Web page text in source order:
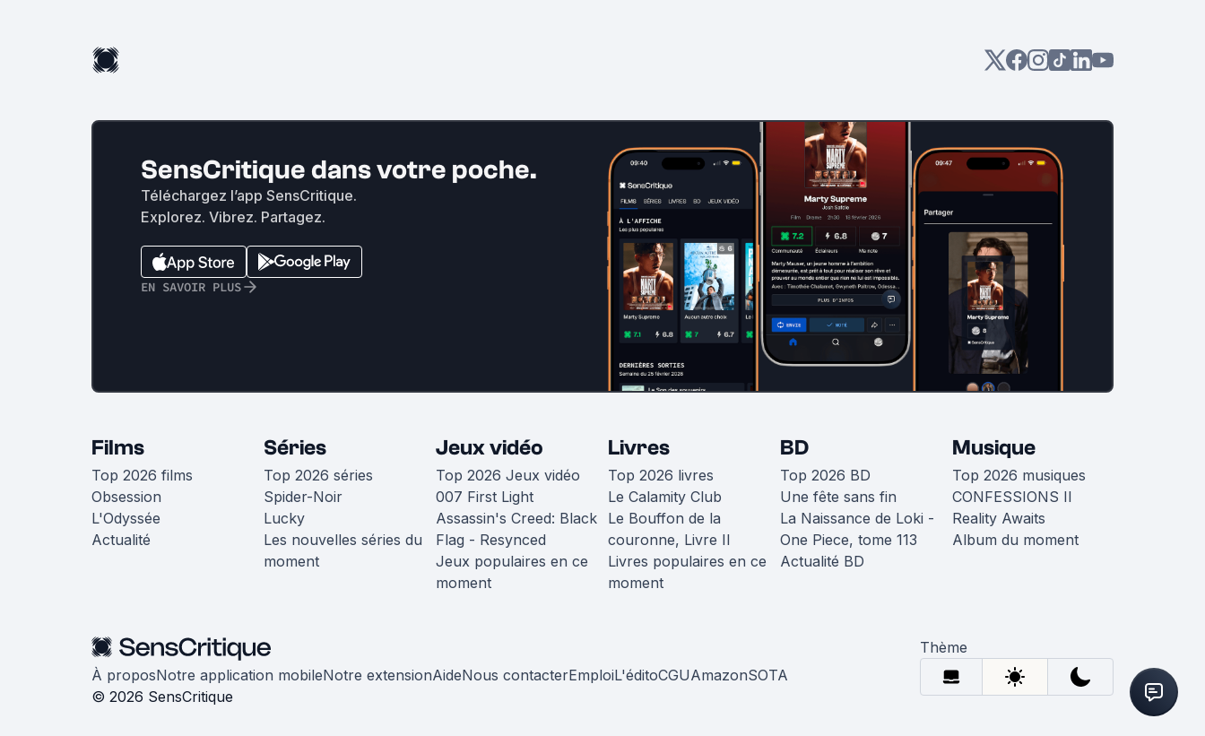
SensCritique dans votre poche.
Téléchargez l’app SensCritique.
Explorez. Vibrez. Partagez.
EN SAVOIR PLUS
Films
Top 2026 films
Obsession
L'Odyssée
Actualité
Séries
Top 2026 séries
Spider-Noir
Lucky
Les nouvelles séries du
moment
Jeux vidéo
Top 2026 Jeux vidéo
007 First Light
Assassin's Creed: Black
Flag - Resynced
Jeux populaires en ce
moment
Livres
Top 2026 livres
Le Calamity Club
Le Bouffon de la
couronne, Livre II
Livres populaires en ce
moment
BD
Top 2026 BD
Une fête sans fin
La Naissance de Loki -
One Piece, tome 113
Actualité BD
Musique
Top 2026 musiques
CONFESSIONS II
Reality Awaits
Album du moment
À proposNotre application mobileNotre extensionAideNous contacterEmploiL'éditoCGUAmazonSOTA
© 2026 SensCritique
Thème